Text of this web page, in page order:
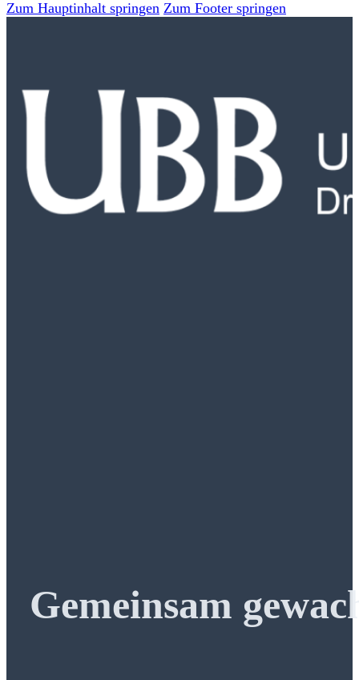
Zum Hauptinhalt springen Zum Footer springen
Gemeinsam